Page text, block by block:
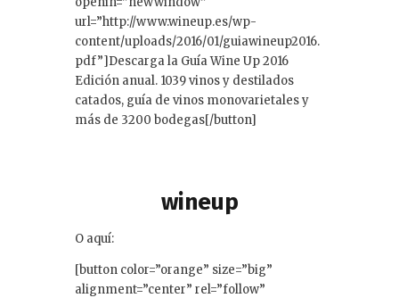
url=”http://www.wineup.es/wp-
content/uploads/2016/01/guiawineup2016.
pdf”]Descarga la Guía Wine Up 2016
Edición anual. 1039 vinos y destilados
catados, guía de vinos monovarietales y
más de 3200 bodegas[/button]
wineup
O aquí:
[button color=”orange” size=”big”
alignment=”center” rel=”follow”